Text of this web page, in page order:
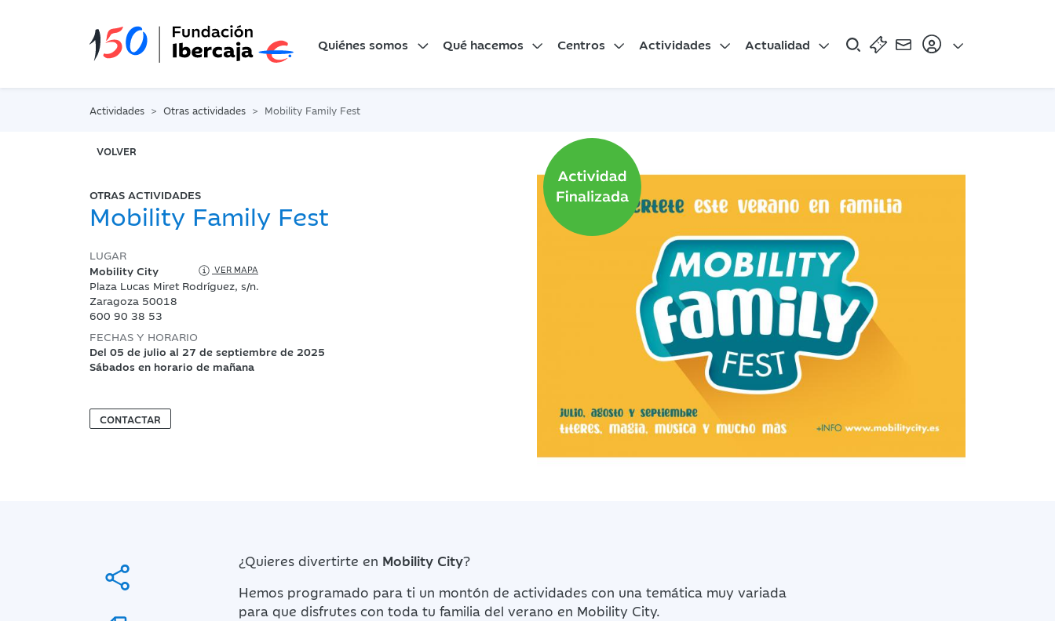
Quiénes somos Qué hacemos Centros Actividades Actualidad
Actividades Otras actividades Mobility Family Fest
VOLVER
OTRAS ACTIVIDADES
Mobility Family Fest
LUGAR
Mobility City
VER MAPA
Plaza Lucas Miret Rodríguez, s/n.
Zaragoza 50018
600 90 38 53
FECHAS Y HORARIO
Del 05 de julio al 27 de septiembre de 2025
Sábados en horario de mañana
CONTACTAR
¿Quieres divertirte en Mobility City?
Hemos programado para ti un montón de actividades con una temática muy variada
para que disfrutes con toda tu familia del verano en Mobility City.